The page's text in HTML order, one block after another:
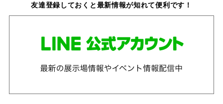
友達登録しておくと最新情報が知れて便利です！